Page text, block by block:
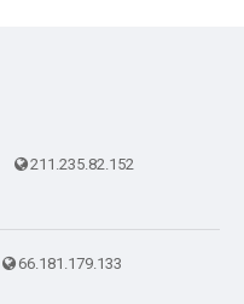
211.235.82.152
66.181.179.133